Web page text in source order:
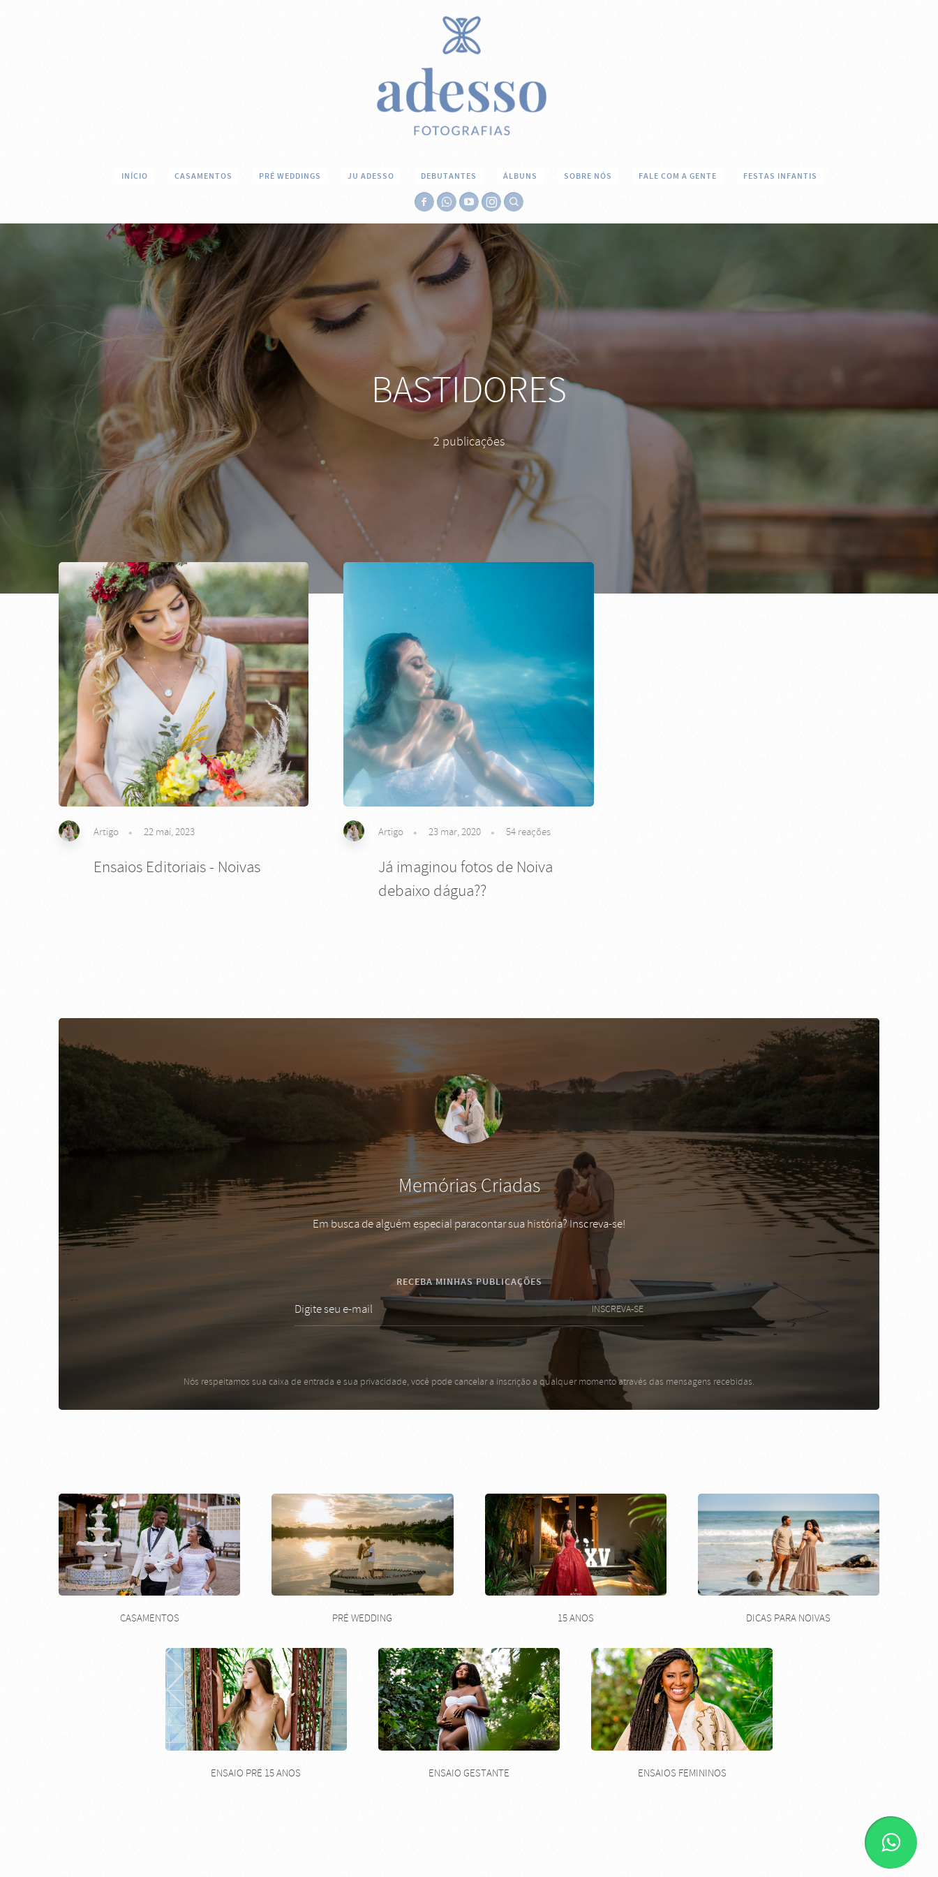
INÍCIO CASAMENTOS PRÉ WEDDINGS JU ADESSO DEBUTANTES ÁLBUNS SOBRE NÓS FALE COM A GENTE FESTAS INFANTIS
BASTIDORES
2 publicações
Artigo 22 mai, 2023
Ensaios Editoriais - Noivas
Artigo 23 mar, 2020 54 reações
Já imaginou fotos de Noiva
debaixo dágua??
Memórias Criadas
Em busca de alguém especial paracontar sua história? Inscreva-se!
RECEBA MINHAS PUBLICAÇÕES
INSCREVA-SE
Nós respeitamos sua caixa de entrada e sua privacidade, você pode cancelar a inscrição a qualquer momento através das mensagens recebidas.
CASAMENTOS PRÉ WEDDING 15 ANOS DICAS PARA NOIVAS
ENSAIO PRÉ 15 ANOS ENSAIO GESTANTE ENSAIOS FEMININOS